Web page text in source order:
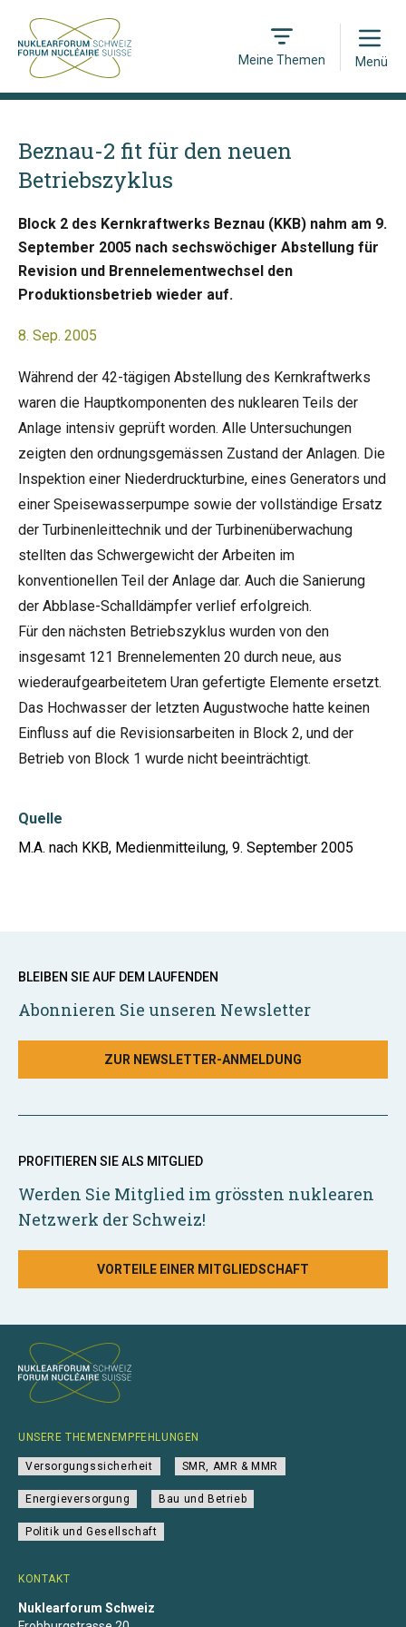
Meine Themen
Open
Menü
Beznau-2 fit für den neuen
Betriebszyklus
Block 2 des Kernkraftwerks Beznau (KKB) nahm am 9.
September 2005 nach sechswöchiger Abstellung für
Revision und Brennelementwechsel den
Produktionsbetrieb wieder auf.
8. Sep. 2005
Während der 42-tägigen Abstellung des Kernkraftwerks
waren die Hauptkomponenten des nuklearen Teils der
Anlage intensiv geprüft worden. Alle Untersuchungen
zeigten den ordnungsgemässen Zustand der Anlagen. Die
Inspektion einer Niederdruckturbine, eines Generators und
einer Speisewasserpumpe sowie der vollständige Ersatz
der Turbinenleittechnik und der Turbinenüberwachung
stellten das Schwergewicht der Arbeiten im
konventionellen Teil der Anlage dar. Auch die Sanierung
der Abblase-Schalldämpfer verlief erfolgreich.
Für den nächsten Betriebszyklus wurden von den
insgesamt 121 Brennelementen 20 durch neue, aus
wiederaufgearbeitetem Uran gefertigte Elemente ersetzt.
Das Hochwasser der letzten Augustwoche hatte keinen
Einfluss auf die Revisionsarbeiten in Block 2, und der
Betrieb von Block 1 wurde nicht beeinträchtigt.
Quelle
M.A. nach KKB, Medienmitteilung, 9. September 2005
BLEIBEN SIE AUF DEM LAUFENDEN
Abonnieren Sie unseren Newsletter
ZUR NEWSLETTER-ANMELDUNG
PROFITIEREN SIE ALS MITGLIED
Werden Sie Mitglied im grössten nuklearen
Netzwerk der Schweiz!
VORTEILE EINER MITGLIEDSCHAFT
KONTAKT
Nuklearforum Schweiz
UNSERE THEMENEMPFEHLUNGEN
Versorgungssicherheit SMR, AMR & MMR
Energieversorgung Bau und Betrieb
Politik und Gesellschaft